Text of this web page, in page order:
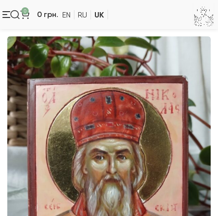
0 0 грн. EN RU UK